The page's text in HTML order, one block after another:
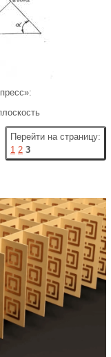
Перейти на страницу:
1 2 3